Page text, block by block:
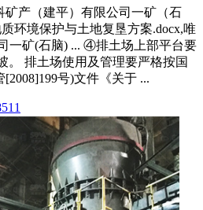
矿产（建平）有限公司一矿（石
环境保护与土地复垦方案.docx,唯
一矿(石脑) ... ④排土场上部平台要
。 排土场使用及管理要严格按国
号)文件《关于 ...